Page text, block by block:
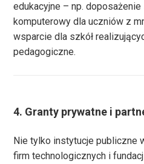
edukacyjne – np.
komputerowy dla uczniów z
wsparcie dla szkół
pedagogiczne.
4. Granty prywatne i
Nie tylko instytucje publiczne
firm technologicznych i